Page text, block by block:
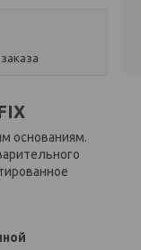
основаниям.